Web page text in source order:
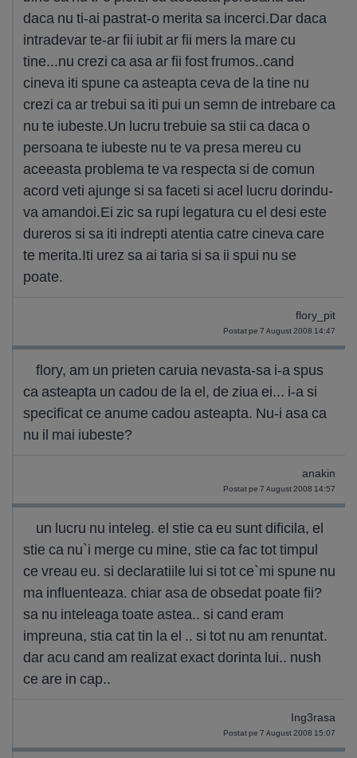
daca nu ti-ai pastrat-o merita sa incerci.Dar daca
intradevar te-ar fii iubit ar fii mers la mare cu
tine...nu crezi ca asa ar fii fost frumos..cand
cineva iti spune ca asteapta ceva de la tine nu
crezi ca ar trebui sa iti pui un semn de intrebare ca
nu te iubeste.Un lucru trebuie sa stii ca daca o
persoana te iubeste nu te va presa mereu cu
aceeasta problema te va respecta si de comun
acord veti ajunge si sa faceti si acel lucru dorindu-
va amandoi.Ei zic sa rupi legatura cu el desi este
dureros si sa iti indrepti atentia catre cineva care
te merita.Iti urez sa ai taria si sa ii spui nu se
poate.
flory_pit
Postat pe 7 August 2008 14:47
flory, am un prieten caruia nevasta-sa i-a spus
ca asteapta un cadou de la el, de ziua ei... i-a si
specificat ce anume cadou asteapta. Nu-i asa ca
nu il mai iubeste?
anakin
Postat pe 7 August 2008 14:57
un lucru nu inteleg. el stie ca eu sunt dificila, el
stie ca nu`i merge cu mine, stie ca fac tot timpul
ce vreau eu. si declaratiile lui si tot ce`mi spune nu
ma influenteaza. chiar asa de obsedat poate fii?
sa nu inteleaga toate astea.. si cand eram
impreuna, stia cat tin la el .. si tot nu am renuntat.
dar acu cand am realizat exact dorinta lui.. nush
ce are in cap..
Ing3rasa
Postat pe 7 August 2008 15:07